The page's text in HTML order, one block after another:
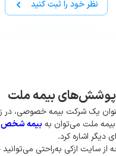
نظر خود را ثبت کنید
بیمه ملت
یک شرکت بیمه خصوصی، در
ملت می‌توان به بیمه شخص
دیگر اشاره کرد.
سایت ازکی به‌راحتی